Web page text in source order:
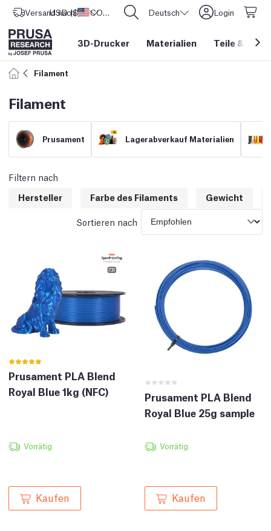
Versand nach Vereinigte Staaten
USD ($) CORE One L: Jetzt auf Lager! Deutsch Login
3D-Drucker Materialien Teile &
Filament
Filament
Prusament Lagerabverkauf Materialien
Filtern nach
Hersteller
Farbe des Filaments Gewicht
Sortieren nach
Prusament PLA Blend
Royal Blue 1kg (NFC)
Vorrätig
Kaufen
Prusament PLA Blend
Royal Blue 25g sample
Vorrätig
Kaufen